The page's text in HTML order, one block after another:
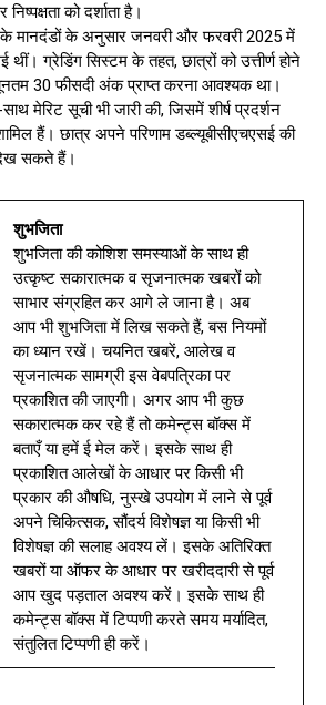
को दर्शाता है।
के मानदंडों के अनुसार जनवरी और फरवरी 2025 में
थीं। ग्रेडिंग सिस्टम के तहत, छात्रों को उत्तीर्ण होने
30 फीसदी अंक प्राप्त करना आवश्यक था।
मेरिट सूची भी जारी की, जिसमें शीर्ष प्रदर्शन
हैं। छात्र अपने परिणाम डब्ल्यूबीसीएचएसई की
सकते हैं।
शुभजिता
शुभजिता की कोशिश समस्याओं के साथ ही
उत्कृष्ट सकारात्मक व सृजनात्मक खबरों को
साभार संग्रहित कर आगे ले जाना है। अब
आप भी शुभजिता में लिख सकते हैं, बस नियमों
का ध्यान रखें। चयनित खबरें, आलेख व
सृजनात्मक सामग्री इस वेबपत्रिका पर
प्रकाशित की जाएगी। अगर आप भी कुछ
सकारात्मक कर रहे हैं तो कमेन्ट्स बॉक्स में
बताएँ या हमें ई मेल करें। इसके साथ ही
प्रकाशित आलेखों के आधार पर किसी भी
प्रकार की औषधि, नुस्खे उपयोग में लाने से पूर्व
अपने चिकित्सक, सौंदर्य विशेषज्ञ या किसी भी
विशेषज्ञ की सलाह अवश्य लें। इसके अतिरिक्त
खबरों या ऑफर के आधार पर खरीददारी से पूर्व
आप खुद पड़ताल अवश्य करें। इसके साथ ही
कमेन्ट्स बॉक्स में टिप्पणी करते समय मर्यादित,
संतुलित टिप्पणी ही करें।